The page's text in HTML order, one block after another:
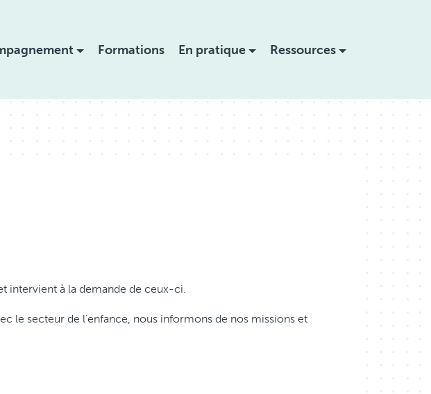
Formations En pratique Ressources
intervient à la demande de ceux-ci.
le secteur de l’enfance, nous informons de nos missions et